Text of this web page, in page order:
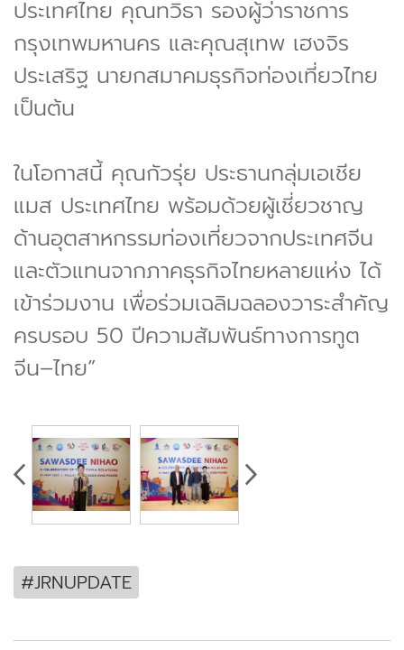
ประเทศไทย คุณทวิธา รองผู้ว่าราชการ
กรุงเทพมหานคร และคุณสุเทพ เฮงจิร
ประเสริฐ นายกสมาคมธุรกิจท่องเที่ยวไทย
เป็นต้น
ในโอกาสนี้ คุณกัวรุ่ย ประธานกลุ่มเอเชีย
แมส ประเทศไทย พร้อมด้วยผู้เชี่ยวชาญ
ด้านอุตสาหกรรมท่องเที่ยวจากประเทศจีน
และตัวแทนจากภาคธุรกิจไทยหลายแห่ง ได้
เข้าร่วมงาน เพื่อร่วมเฉลิมฉลองวาระสำคัญ
ครบรอบ 50 ปีความสัมพันธ์ทางการทูต
จีน–ไทย”
#JRNUPDATE